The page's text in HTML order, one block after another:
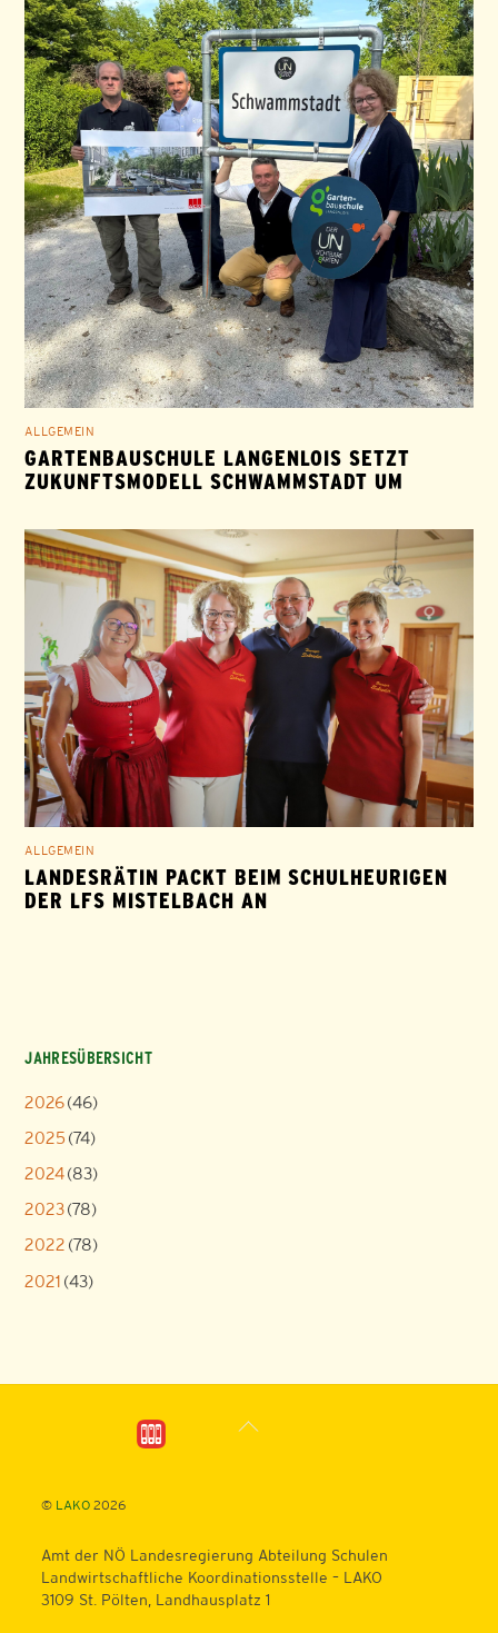
ALLGEMEIN
GARTENBAUSCHULE LANGENLOIS SETZT
ZUKUNFTSMODELL SCHWAMMSTADT UM
ALLGEMEIN
LANDESRÄTIN PACKT BEIM SCHULHEURIGEN
DER LFS MISTELBACH AN
JAHRESÜBERSICHT
2026(46)
2025 (74)
2024(83)
2023(78)
2022 (78)
2021 (43)
Back
© LAKO2026
Amt der NÖ Landesregierung Abteilung Schulen
Landwirtschaftliche Koordinationsstelle – LAKO
3109 St. Pölten, Landhausplatz 1